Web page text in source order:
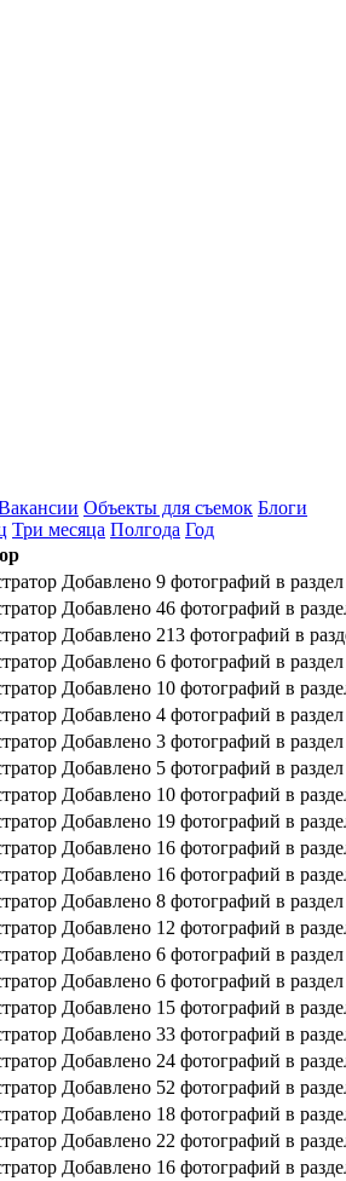
Объекты для съемок Блоги
Три месяца Полгода Год
Добавлено 9 фотографий в раздел
Добавлено 46 фотографий в
Добавлено 213 фотографий в
Добавлено 6 фотографий в раздел
Добавлено 10 фотографий в
Добавлено 4 фотографий в раздел
Добавлено 3 фотографий в раздел
Добавлено 5 фотографий в раздел
Добавлено 10 фотографий в
Добавлено 19 фотографий в
Добавлено 16 фотографий в
Добавлено 16 фотографий в
Добавлено 8 фотографий в раздел
Добавлено 12 фотографий в
Добавлено 6 фотографий в раздел
Добавлено 6 фотографий в раздел
Добавлено 15 фотографий в
Добавлено 33 фотографий в
Добавлено 24 фотографий в
Добавлено 52 фотографий в
Добавлено 18 фотографий в
Добавлено 22 фотографий в
Добавлено 16 фотографий в